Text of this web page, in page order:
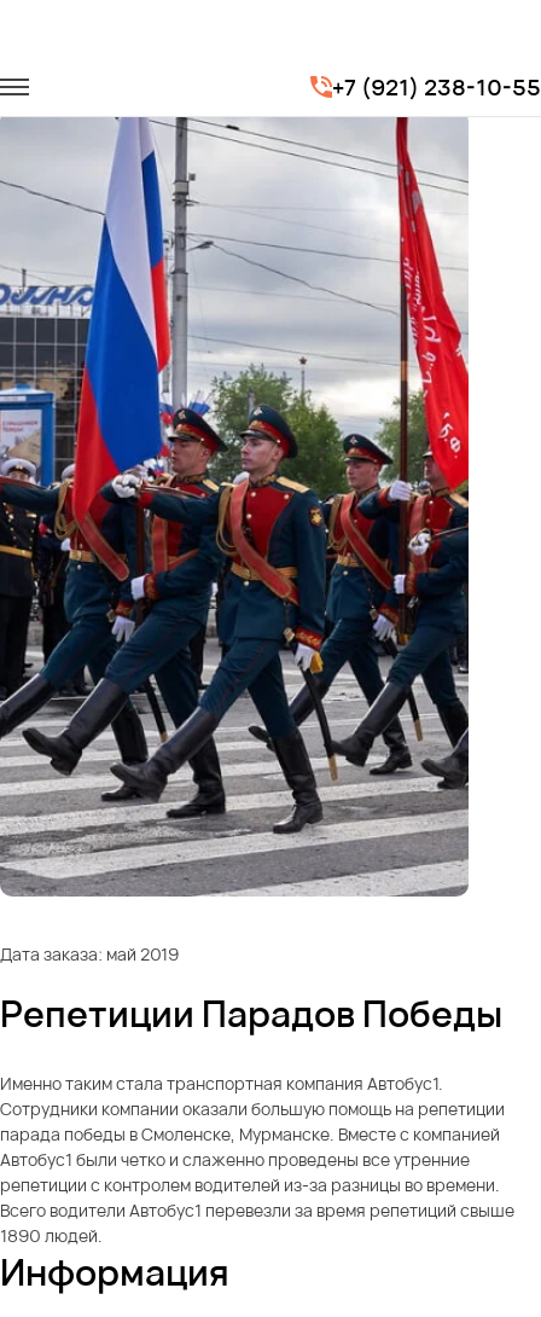
+7 (921) 238-10-55
Транспорт для госучреждений
Репетиции Парадов Победы
Дата заказа: май 2019
Репетиции Парадов Победы
Именно таким стала транспортная компания Автобус1.
Сотрудники компании оказали большую помощь на репетиции
парада победы в Смоленске, Мурманске. Вместе с компанией
Автобус1 были четко и слаженно проведены все утренние
репетиции с контролем водителей из-за разницы во времени.
Всего водители Автобус1 перевезли за время репетиций свыше
1890 людей.
Информация